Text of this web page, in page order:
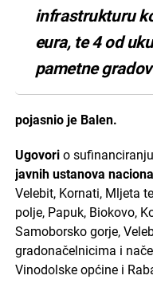
infrastrukturu
eura, te 4 od
pametne
pojasnio je Balen.
Ugovori o sufinanciranju
javnih ustanova
Velebit, Kornati, Mljeta
polje, Papuk, Biokovo,
Samoborsko gorje,
gradonačelnicima i
Vinodolske općine i